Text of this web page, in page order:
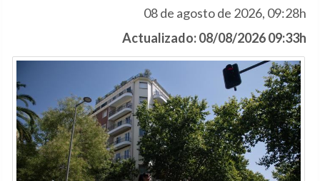
08 de agosto de 2026, 09:28h
Actualizado: 08/08/2026 09:33h